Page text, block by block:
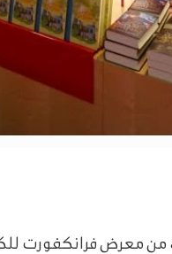
من معرض فرانكفورت